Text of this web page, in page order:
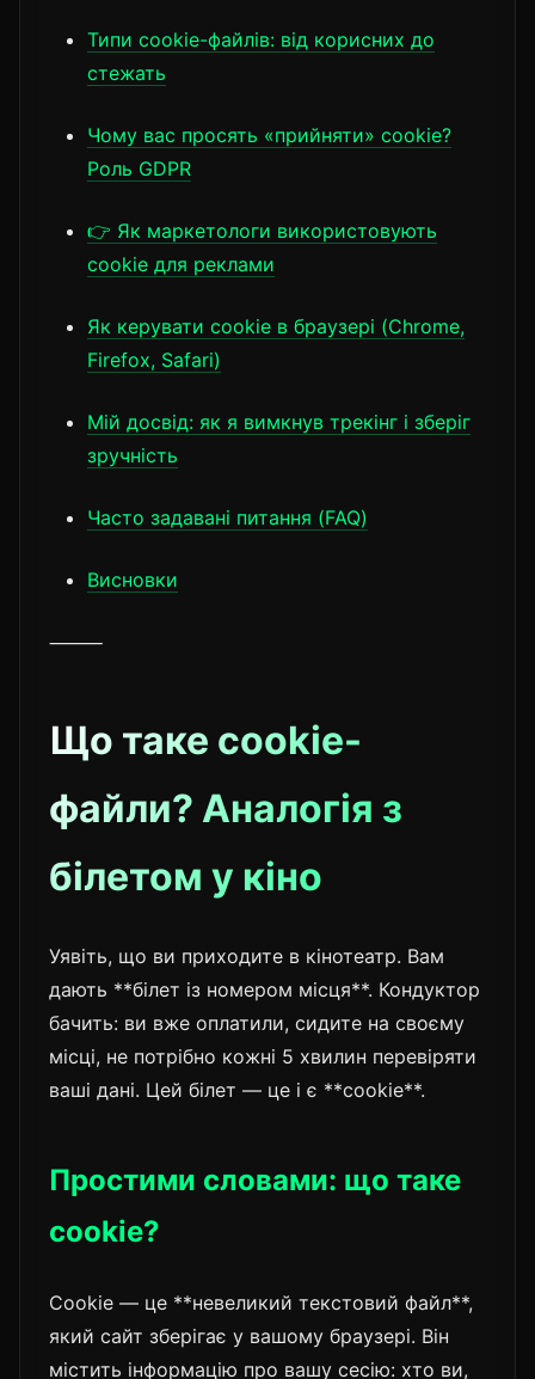
Типи cookie-файлів: від корисних до
стежать
Чому вас просять «прийняти» cookie?
Роль GDPR
👉 Як маркетологи використовують
cookie для реклами
Як керувати cookie в браузері (Chrome,
Firefox, Safari)
Мій досвід: як я вимкнув трекінг і зберіг
зручність
Часто задавані питання (FAQ)
Висновки
⸻
Що таке cookie-
файли? Аналогія з
білетом у кіно
Уявіть, що ви приходите в кінотеатр. Вам
дають **білет із номером місця**. Кондуктор
бачить: ви вже оплатили, сидите на своєму
місці, не потрібно кожні 5 хвилин перевіряти
ваші дані. Цей білет — це і є **cookie**.
Простими словами: що таке
cookie?
Cookie — це **невеликий текстовий файл**,
який сайт зберігає у вашому браузері. Він
містить інформацію про вашу сесію: хто ви,